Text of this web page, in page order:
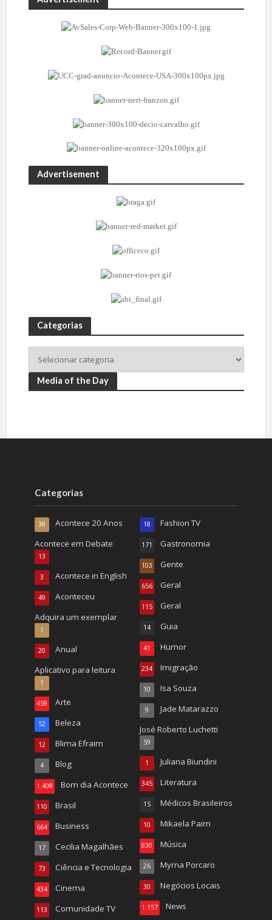
Advertisement
Categorias
Media of the Day
Categorias
Acontece 20 Anos
38
Acontece em Debate
13
Acontece in English
3
Aconteceu
49
Adquira um exemplar
1
Anual
20
Aplicativo para leitura
1
Arte
459
Beleza
52
Blima Efraim
12
Blog
4
Bom dia Acontece
1.408
Brasil
110
Business
664
Cecilia Magalhães
17
Ciência e Tecnologia
73
Cinema
434
Comunidade TV
113
Fashion TV
18
Gastronomia
171
Gente
103
Geral
656
Geral
115
Guia
14
Humor
41
Imigração
234
Isa Souza
10
Jade Matarazzo
9
José Roberto Luchetti
59
Juliana Biundini
1
Literatura
345
Médicos Brasileiros
15
Mikaela Paim
10
Música
830
Myrna Porcaro
26
Negócios Locais
30
News
1.157